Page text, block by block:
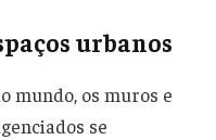
urbanos
mundo, os muros e
se